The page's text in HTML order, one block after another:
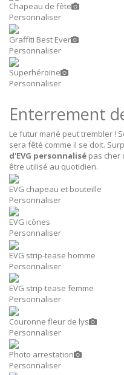
Chapeau de fête
Personnaliser
Graffiti Best Ever
Personnaliser
Superhéroïne
Personnaliser
Enterrement
Le futur marié peut trembler !
sera fêté comme il se doit.
d'EVG personnalisé pas cher
être utilisé au quotidien.
EVG chapeau et bouteille
Personnaliser
EVG icônes
Personnaliser
EVG strip-tease homme
Personnaliser
EVG strip-tease femme
Personnaliser
Couronne fleur de lys
Personnaliser
Photo arrestation
Personnaliser